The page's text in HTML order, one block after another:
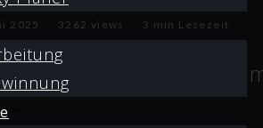
2025 3262 views 3 min Lesezeit
& (beinahe)